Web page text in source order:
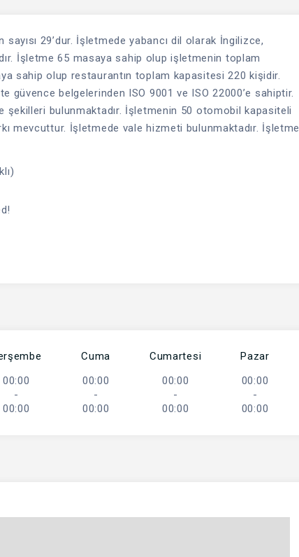
29’dur. İşletmede yabancı dil olarak İngilizce,
İşletme 65 masaya sahip olup işletmenin toplam
sahip olup restaurantın toplam kapasitesi 220 kişidir.
belgelerinden ISO 9001 ve ISO 22000’e sahiptir.
bulunmaktadır. İşletmenin 50 otomobil kapasiteli
mevcuttur. İşletmede vale hizmeti bulunmaktadır. İşletme
00:00
-
00:00
Cuma
00:00
-
00:00
Cumartesi
00:00
-
00:00
Pazar
00:00
-
00:00